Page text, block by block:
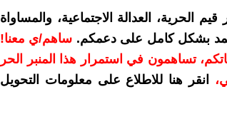
العدالة الاجتماعية، والمساواة
بشكل كامل على دعمكم. ساهم/ي معنا!
إمكانياتكم، تساهمون في استمرار هذا المنبر الحر
،
انقر هنا للاطلاع على معلومات التحويل